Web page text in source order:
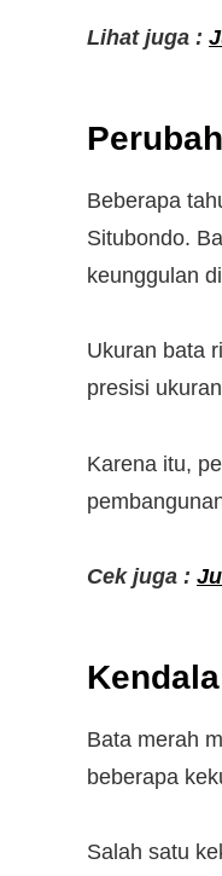
Lihat juga :
Beberapa
Situbondo.
keunggulan
Ukuran bata
presisi
Karena itu,
Cek juga :
Bata merah
beberapa
Salah satu